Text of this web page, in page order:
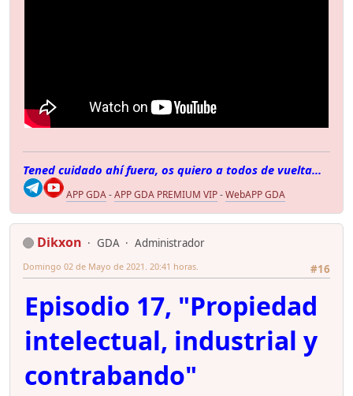
Tened cuidado ahí fuera, os quiero a todos de vuelta...
APP GDA-APP GDA PREMIUM VIP-WebAPP GDA
Dikxon GDA
Administrador
#16
Domingo 02 de Mayo de 2021. 20:41 horas.
Episodio 17, "Propiedad
intelectual, industrial y
contrabando"